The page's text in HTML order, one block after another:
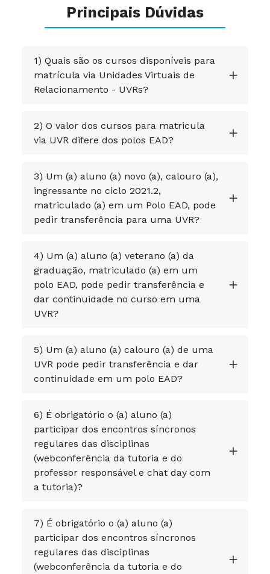
Principais Dúvidas
1) Quais são os cursos disponíveis para
matrícula via Unidades Virtuais de
Relacionamento - UVRs?
2) O valor dos cursos para matricula
via UVR difere dos polos EAD?
3) Um (a) aluno (a) novo (a), calouro (a),
ingressante no ciclo 2021.2,
matriculado (a) em um Polo EAD, pode
pedir transferência para uma UVR?
4) Um (a) aluno (a) veterano (a) da
graduação, matriculado (a) em um
polo EAD, pode pedir transferência e
dar continuidade no curso em uma
UVR?
5) Um (a) aluno (a) calouro (a) de uma
UVR pode pedir transferência e dar
continuidade em um polo EAD?
6) É obrigatório o (a) aluno (a)
participar dos encontros síncronos
regulares das disciplinas
(webconferência da tutoria e do
professor responsável e chat day com
a tutoria)?
7) É obrigatório o (a) aluno (a)
participar dos encontros síncronos
regulares das disciplinas
(webconferência da tutoria e do